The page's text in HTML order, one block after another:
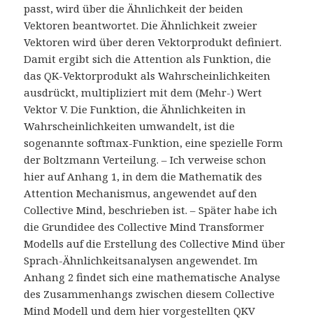
passt, wird über die Ähnlichkeit der beiden
Vektoren beantwortet. Die Ähnlichkeit zweier
Vektoren wird über deren Vektorprodukt definiert.
Damit ergibt sich die Attention als Funktion, die
das QK-Vektorprodukt als Wahrscheinlichkeiten
ausdrückt, multipliziert mit dem (Mehr-) Wert
Vektor V. Die Funktion, die Ähnlichkeiten in
Wahrscheinlichkeiten umwandelt, ist die
sogenannte softmax-Funktion, eine spezielle Form
der Boltzmann Verteilung. – Ich verweise schon
hier auf Anhang 1, in dem die Mathematik des
Attention Mechanismus, angewendet auf den
Collective Mind, beschrieben ist. – Später habe ich
die Grundidee des Collective Mind Transformer
Modells auf die Erstellung des Collective Mind über
Sprach-Ähnlichkeitsanalysen angewendet. Im
Anhang 2 findet sich eine mathematische Analyse
des Zusammenhangs zwischen diesem Collective
Mind Modell und dem hier vorgestellten QKV